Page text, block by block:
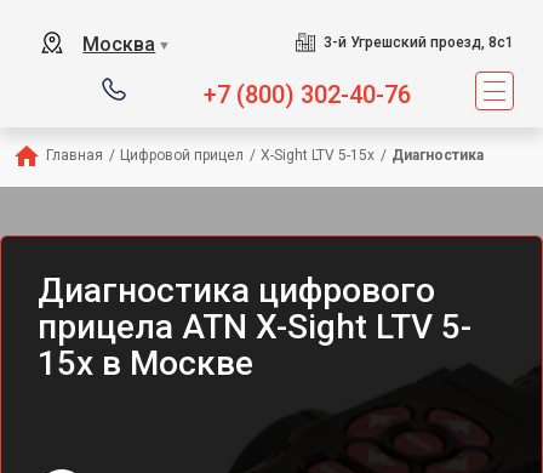
Москва ▼ 3-й Угрешский проезд, 8с1
+7 (800) 302-40-76
Главная / Цифровой прицел / X-Sight LTV 5-15x / Диагностика
Диагностика цифрового
прицела ATN X-Sight LTV 5-
15x в Москве